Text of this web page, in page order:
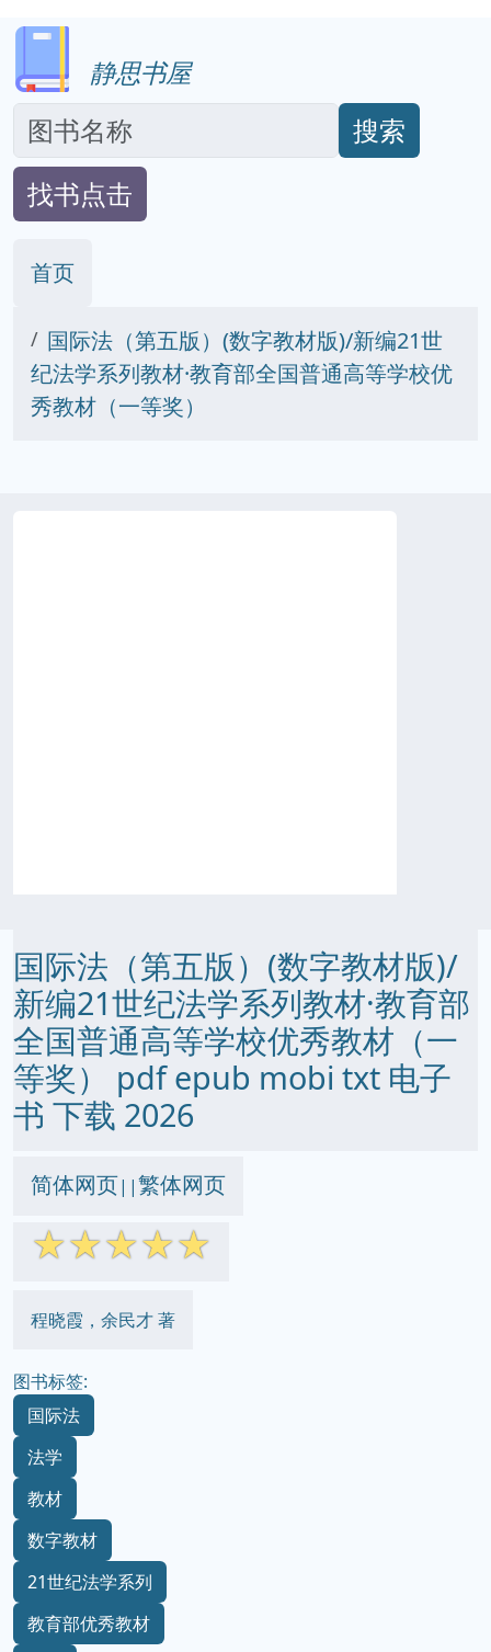
静思书屋
搜索
找书点击
首页
国际法（第五版）(数字教材版)/新编21世
纪法学系列教材·教育部全国普通高等学校优
秀教材（一等奖）
国际法（第五版）(数字教材版)/
新编21世纪法学系列教材·教育部
全国普通高等学校优秀教材（一
等奖） pdf epub mobi txt 电子
书 下载 2026
简体网页||繁体网页
☆☆☆☆☆
程晓霞，余民才 著
图书标签:
国际法
法学
教材
数字教材
21世纪法学系列
教育部优秀教材